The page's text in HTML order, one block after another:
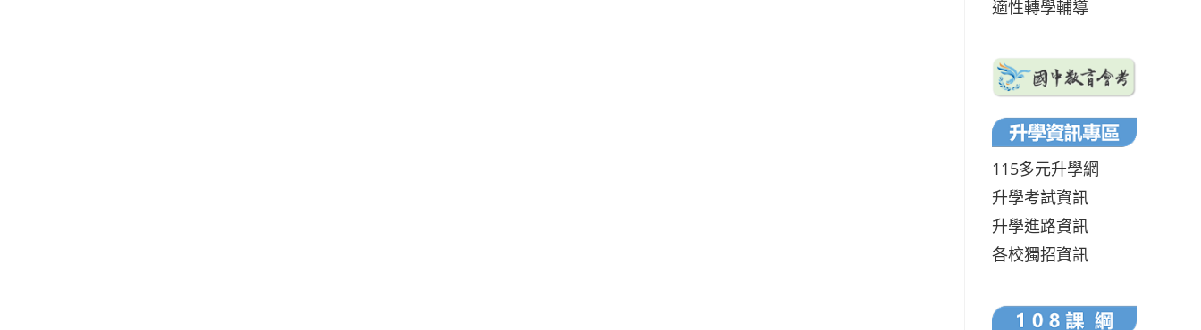
適性轉學輔導
115多元升學網
升學考試資訊
升學進路資訊
各校獨招資訊